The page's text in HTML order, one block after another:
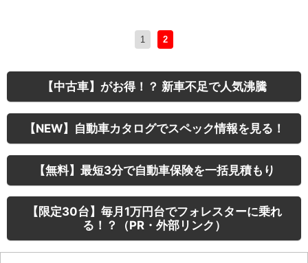
1 2
【中古車】がお得！？ 新車不足で人気沸騰
【NEW】自動車カタログでスペック情報を見る！
【無料】最短3分で自動車保険を一括見積もり
【限定30台】毎月1万円台でフォレスターに乗れ
る！？（PR・外部リンク）